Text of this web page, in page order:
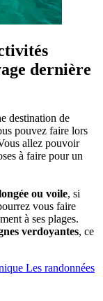
dernière
destination de
pouvez faire lors
allez pouvoir
à faire pour un
ou voile, si
vous faire
à ses plages.
verdoyantes, ce
Les randonnées